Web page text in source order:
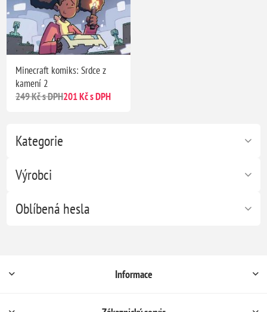
Kategorie
Výrobci
Oblíbená hesla
Minecraft komiks: Srdce z
kamení 2
249 Kč s DPH201 Kč s DPH
Informace